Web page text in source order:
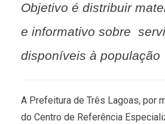
Objetivo é distribuir
e informativo sobre
disponíveis à população
A Prefeitura de Três Lagoas, por
do Centro de Referência